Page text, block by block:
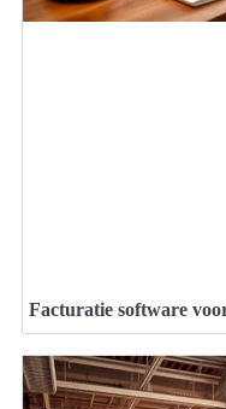
Facturatie software